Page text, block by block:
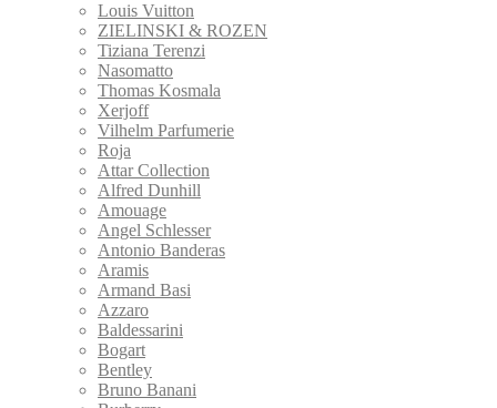
Louis Vuitton
ZIELINSKI & ROZEN
Tiziana Terenzi
Nasomatto
Thomas Kosmala
Xerjoff
Vilhelm Parfumerie
Roja
Attar Collection
Alfred Dunhill
Amouage
Angel Schlesser
Antonio Banderas
Aramis
Armand Basi
Azzaro
Baldessarini
Bogart
Bentley
Bruno Banani